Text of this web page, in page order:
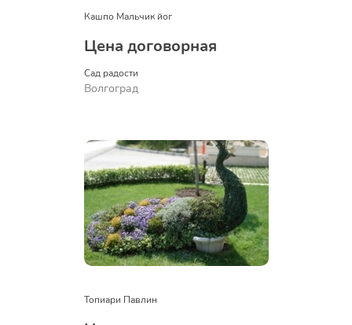
Кашпо Мальчик йог
Цена договорная
Сад радости
Волгоград
Топиари Павлин